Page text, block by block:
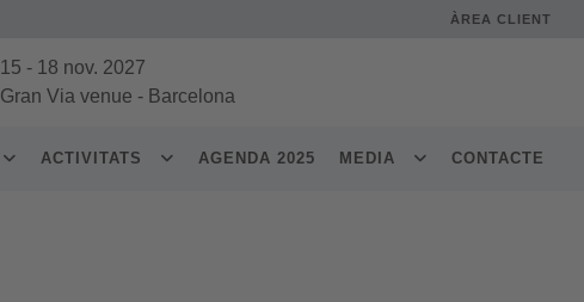
ÀREA CLIENT
15 - 18 nov. 2027
Gran Via venue - Barcelona
ACTIVITATS AGENDA 2025 MEDIA CONTACTE